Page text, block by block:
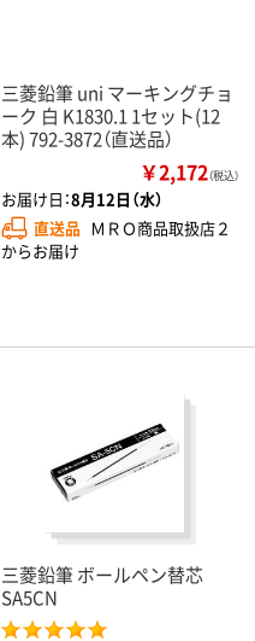
三菱鉛筆 uni マーキングチョ
ーク 白 K1830.1 1セット(12
本) 792-3872（直送品）
￥2,172（税込）
お届け日：8月12日（水）
直送品 ＭＲＯ商品取扱店２
からお届け
三菱鉛筆 ボールペン替芯
SA5CN